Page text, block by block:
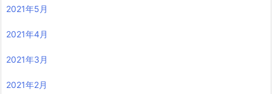
2021年5月
2021年4月
2021年3月
2021年2月